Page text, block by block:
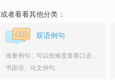
或者看看其他分类：
双语例句
海量例句，可以按难度查看口语、
书面语、论文例句。